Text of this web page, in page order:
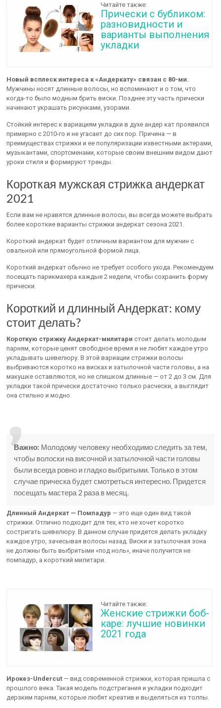
Читайте также:
Прически с бубликом:
разновидности и
варианты выполнения
укладки
Новый всплеск интереса к «Андеркату» связан с 80-ми.
Мужчины носят длинные волосы, но вспоминают и о том, что
когда-то было модным брить виски. Позднее эту часть прически
начинают украшать рисунками, узорами.
Стойкий интерес к вариациям укладки в духе андер кат проявился
примерно с 2010-го и не угасает до сих пор. Причина — в
преимуществах стрижки и ее популяризации известными актерами,
музыкантами, спортсменами, которые своим внешним видом дают
уроки стиля и формируют тренды.
Короткая мужская стрижка андеркат
2021
Если вам не нравятся длинные волосы, вы всегда можете выбрать
более короткие варианты стрижки андеркат сезона 2021.
Короткий андеркат будет отличным вариантом для мужчин с
овальной или прямоугольной формой лица.
Короткий андеркат обычно не требует особого ухода. Рекомендуем
посещать парикмахера каждые 2 недели, чтобы сохранить форму
прически.
Короткий и длинный Андеркат: кому
стоит делать?
Короткую стрижку Андеркат-милитари стоит делать молодым
парням, которые ценят свободное время и не любят каждое утро
укладывать шевелюру. В этой вариации стрижки волосы
выбриваются коротко на висках и затылочной части головы, а на
макушке оставляются, но не слишком длинные — от 2 до 3 см. Для
укладки такой прически достаточно только расчески, а выглядит
она стильно и модно.
Важно: Молодому человеку необходимо следить за тем,
чтобы волоски на височной и затылочной части головы
были всегда ровно и гладко выбритыми. Только в этом
случае прическа будет смотреться интересно. Придется
посещать мастера 2 раза в месяц.
Длинный Андеркат — Помпадур — это еще один вид такой
стрижки. Отлично подходит для тех, кто не хочет коротко
состригать шевелюру. В данном случае придется делать укладку
каждое утро, зачесывая волосы назад. Виски и затылочная зона
не должны быть выбритыми «под ноль», иначе получится не
помпадур, а короткий милитари.
Читайте также:
Женские стрижки боб-
каре: лучшие новинки
2021 года
Ирокез-Undercut — вид современной стрижки, которая пришла с
прошлого века. Такая модель подстригания и укладки подходит
дерзким парням, которые любят креатив и выделяться из толпы.